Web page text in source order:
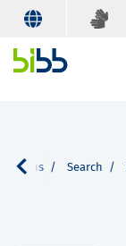
Search